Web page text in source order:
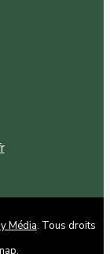
Média. Tous droits